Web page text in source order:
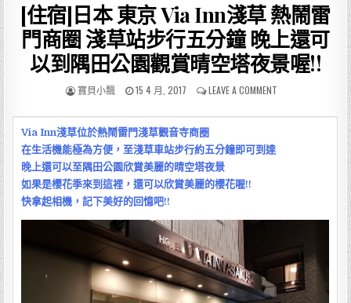
[住宿]日本 東京 Via Inn淺草 熱鬧雷
門商圈 淺草站步行五分鐘 晚上還可
以到隅田公園觀賞晴空塔夜景喔!!
AUTHOR:
寶貝小飄
PUBLISHED
15 4 月, 2017 LEAVE A COMMENT
宿]
草
鬧
雷
門
商
Via Inn淺草位於熱鬧雷門淺草觀音寺商圈
在生活機能極為方便，至淺草車站步行約五分鐘即可到達
晚上還可以至隅田公園欣賞美麗的晴空塔夜景
如果是櫻花季來到這裡，還可以欣賞美麗的櫻花喔!!
快拿起相機，記下美好的回憶吧!!